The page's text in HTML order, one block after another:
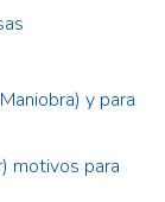
y para
motivos para